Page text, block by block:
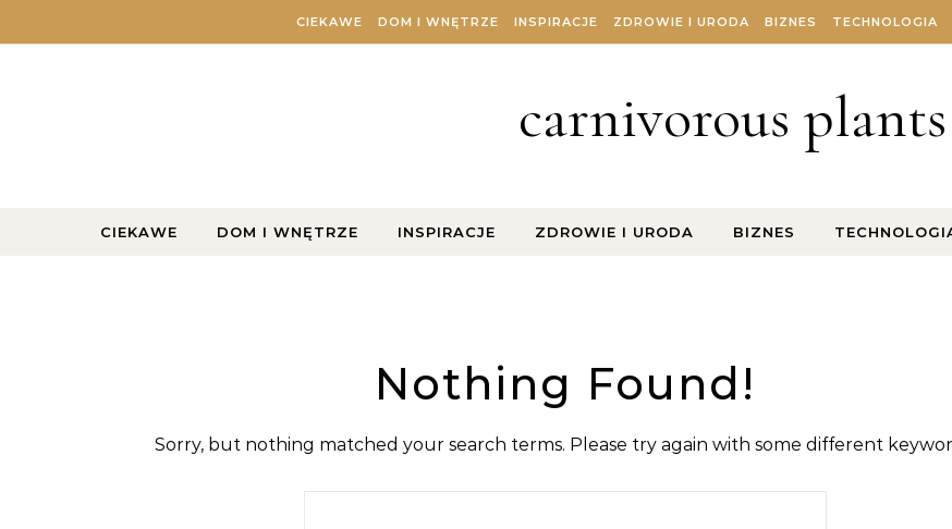
CIEKAWE DOM I WNĘTRZE INSPIRACJE ZDROWIE I URODA BIZNES TECHNOLOGIA
carnivorous plants
CIEKAWE DOM I WNĘTRZE INSPIRACJE ZDROWIE I URODA BIZNES
Nothing Found!
Sorry, but nothing matched your search terms. Please try again with some different